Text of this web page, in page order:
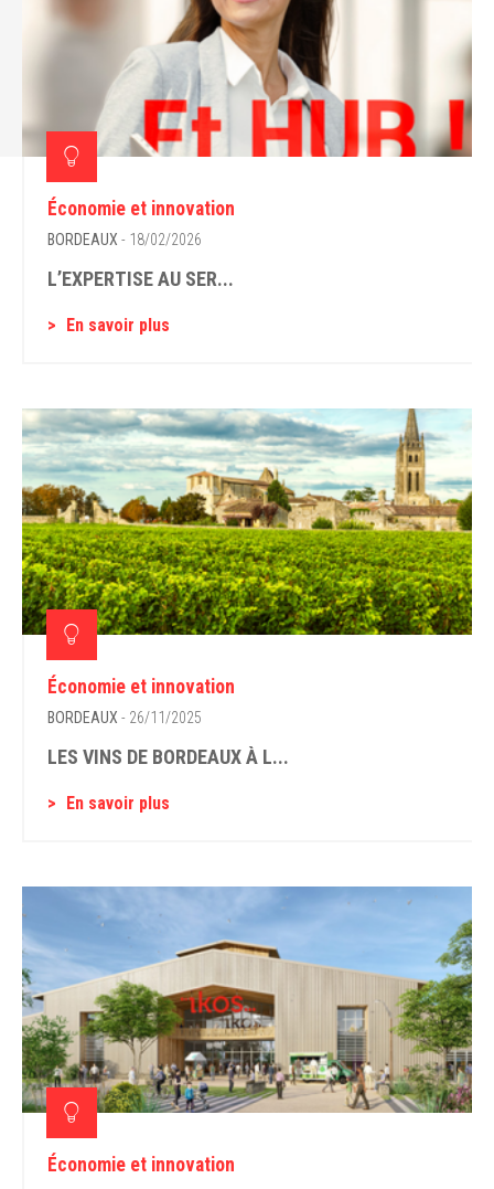
Économie et innovation
BORDEAUX - 18/02/2026
L’EXPERTISE AU SER...
En savoir plus
Économie et innovation
BORDEAUX - 26/11/2025
LES VINS DE BORDEAUX À L...
En savoir plus
Économie et innovation